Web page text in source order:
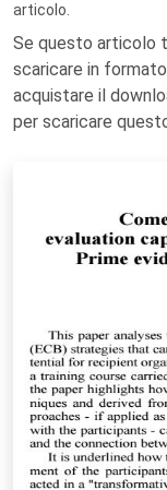
articolo.
Se questo articolo
scaricare in
acquistare il
per scaricare